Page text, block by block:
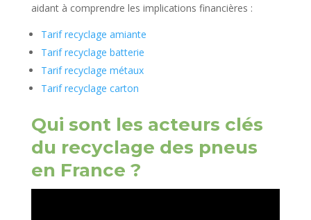
aidant à comprendre les implications financières :
Tarif recyclage amiante
Tarif recyclage batterie
Tarif recyclage métaux
Tarif recyclage carton
Qui sont les acteurs clés
du recyclage des pneus
en France ?